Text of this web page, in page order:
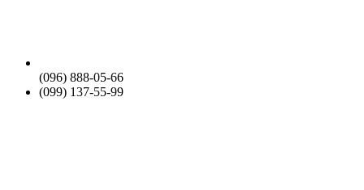
(096) 888-05-66
(099) 137-55-99